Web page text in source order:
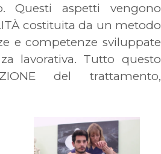
Questi aspetti vengono
costituita da un metodo
e competenze sviluppate
lavorativa. Tutto questo
del trattamento,